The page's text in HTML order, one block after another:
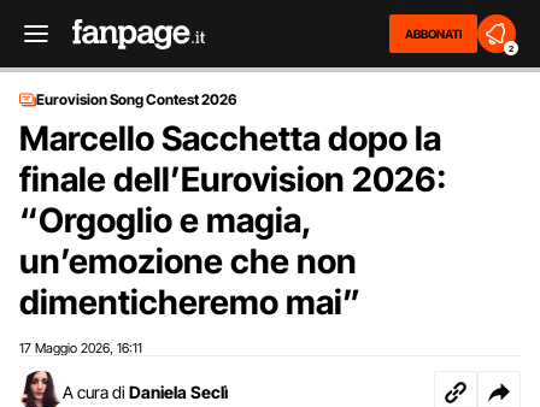
ABBONATI
2
Eurovision Song Contest 2026
Marcello Sacchetta dopo la
finale dell’Eurovision 2026:
“Orgoglio e magia,
un’emozione che non
dimenticheremo mai”
17 Maggio 2026 16:11
A cura di Daniela Seclì